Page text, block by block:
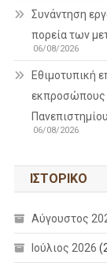
Συνάντηση
πορεία των
06/08/2026
Εθιμοτυπική
εκπροσώπους
06/08/2026
ΙΣΤΟΡΙΚΌ
Αύγουστος
Ιούλιος 2026